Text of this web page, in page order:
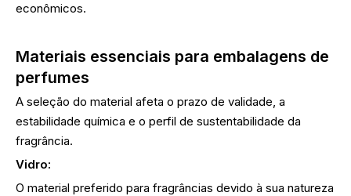
econômicos.
Materiais essenciais para embalagens de
perfumes
A seleção do material afeta o prazo de validade, a
estabilidade química e o perfil de sustentabilidade da
fragrância.
Vidro:
O material preferido para fragrâncias devido à sua natureza